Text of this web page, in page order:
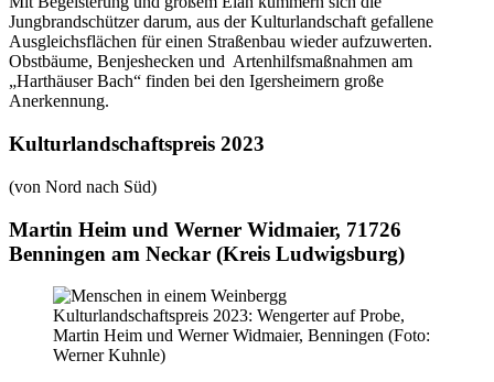
Jungbrandschützer darum, aus der Kulturlandschaft gefallene
Ausgleichsflächen für einen Straßenbau wieder aufzuwerten.
Obstbäume, Benjeshecken und Artenhilfsmaßnahmen am
„Harthäuser Bach“ finden bei den Igersheimern große
Anerkennung.
Kulturlandschaftspreis 2023
(von Nord nach Süd)
Martin Heim und Werner Widmaier, 71726
Benningen am Neckar (Kreis Ludwigsburg)
Kulturlandschaftspreis 2023: Wengerter auf Probe,
Martin Heim und Werner Widmaier, Benningen (Foto:
Werner Kuhnle)